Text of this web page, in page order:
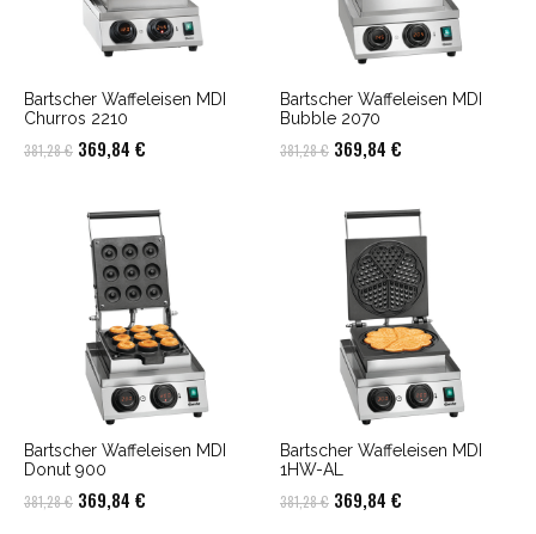
Bartscher Waffeleisen MDI
Churros 2210
381,28€ Ursprünglicher
war:
381,28 €
369,84 €
ist:
369,84 €.
Bartscher Waffeleisen MDI
Bubble 2070
381,28€ Ursprünglicher
war:
381,28 €
369,84 €
ist:
369,84 €.
Bartscher Waffeleisen MDI
Donut 900
381,28€ Ursprünglicher
369,84 €
Bartscher Waffeleisen MDI
1HW-AL
381,28€ Ursprünglicher
369,84 €